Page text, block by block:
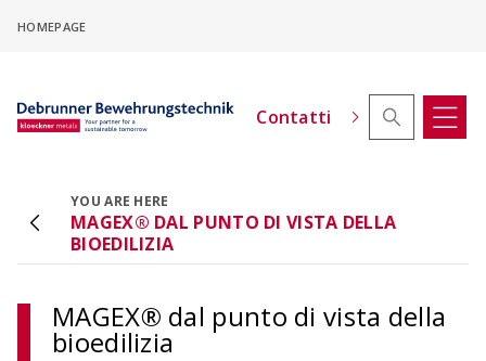
content
HOMEPAGE
Contatti
Configuratore di offset in altezza
ACINOXplus®
sbalzo con offset di altezza
YOU ARE HERE
MAGEX® DAL PUNTO DI VISTA DELLA
BIOEDILIZIA
MAGEX® dal punto di vista della
bioedilizia